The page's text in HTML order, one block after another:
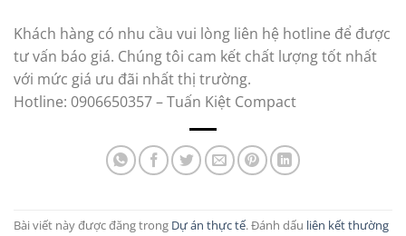
Khách hàng có nhu cầu vui lòng liên hệ hotline để được
tư vấn báo giá. Chúng tôi cam kết chất lượng tốt nhất
với mức giá ưu đãi nhất thị trường.
Hotline: 0906650357 – Tuấn Kiệt Compact
Bài viết này được đăng trong Dự án thực tế. Đánh dấu liên kết thường